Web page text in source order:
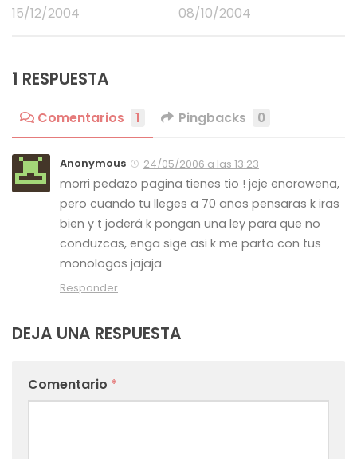
15/12/2004 08/10/2004
1 RESPUESTA
Comentarios 1 Pingbacks 0
Anonymous 24/05/2006 a las 13:23
morri pedazo pagina tienes tio ! jeje enorawena,
pero cuando tu lleges a 70 años pensaras k iras
bien y t joderá k pongan una ley para que no
conduzcas, enga sige asi k me parto con tus
monologos jajaja
Responder
DEJA UNA RESPUESTA
Comentario *